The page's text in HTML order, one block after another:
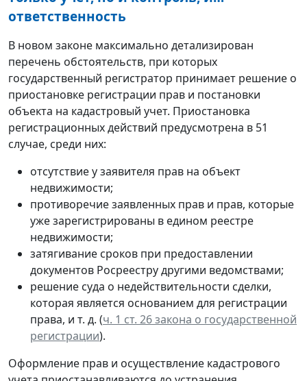
ответственность
В новом законе максимально детализирован
перечень обстоятельств, при которых
государственный регистратор принимает решение о
приостановке регистрации прав и постановки
объекта на кадастровый учет. Приостановка
регистрационных действий предусмотрена в 51
случае, среди них:
отсутствие у заявителя прав на объект
недвижимости;
противоречие заявленных прав и прав, которые
уже зарегистрированы в едином реестре
недвижимости;
затягивание сроков при предоставлении
документов Росреестру другими ведомствами;
решение суда о недействительности сделки,
которая является основанием для регистрации
права, и т. д. (ч. 1 ст. 26 закона о государственной
регистрации).
Оформление прав и осуществление кадастрового